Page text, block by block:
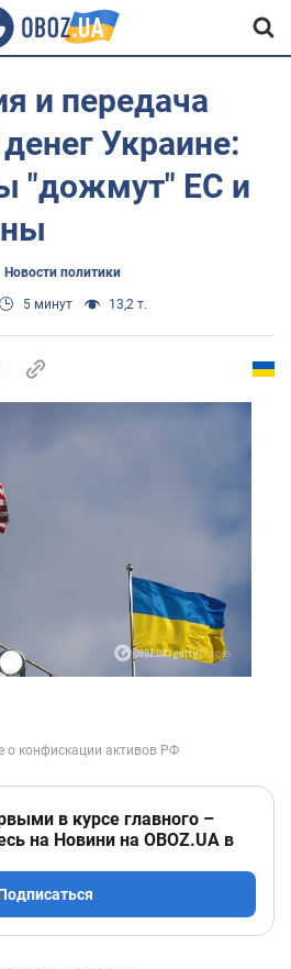
и передача
Украине:
"дожмут" ЕС и
Новости политики
5 минут 13,2 т.
в курсе главного –
на Новини на OBOZ.UA в